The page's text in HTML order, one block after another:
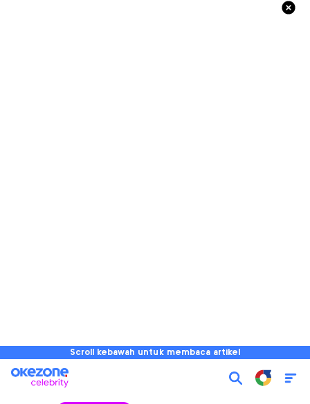
Scroll kebawah untuk membaca artikel